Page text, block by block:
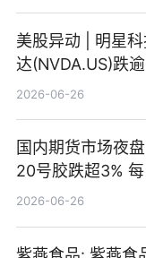
美股异动 | 明星
达(NVDA.US)跌
2026-06-26
国内期货市场夜
20号胶跌超3%
2026-06-26